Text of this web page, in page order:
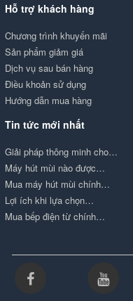
Hỗ trợ khách hàng
Chương trình khuyến mãi
Sản phẩm giảm giá
Dịch vụ sau bán hàng
Điều khoản sử dụng
Hướng dẫn mua hàng
Tin tức mới nhất
Giải pháp thông minh cho…
Máy hút mùi nào được…
Mua máy hút mùi chính…
Lợi ích khi lựa chọn…
Mua bếp điện từ chính…